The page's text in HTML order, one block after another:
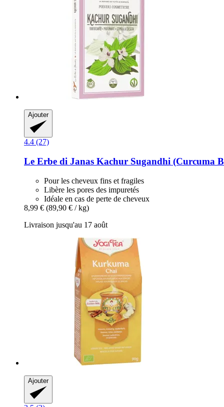
Ajouter
4.4 (27)
Le Erbe di Janas Kachur Sugandhi (Curcuma
Pour les cheveux fins et fragiles
Libère les pores des impuretés
Idéale en cas de perte de cheveux
8,99 € (89,90 € / kg)
Livraison jusqu'au 17 août
Ajouter